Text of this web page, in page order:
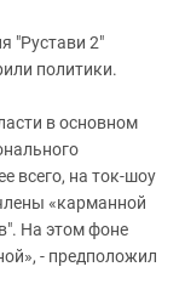
"Рустави 2"
политики.
в основном
всего, на ток-шоу
«карманной
На этом фоне
- предположил